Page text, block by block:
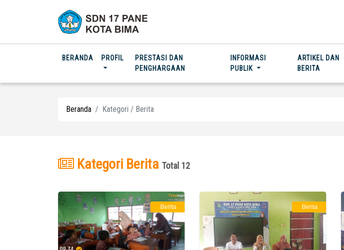
BERANDA (CURRENT)
PROFIL
PRESTASI DAN
PENGHARGAAN
INFORMASI
PUBLIK
ARTIKEL DAN
BERITA
Beranda Kategori / Berita
Kategori Berita Total 12
Berita Berita